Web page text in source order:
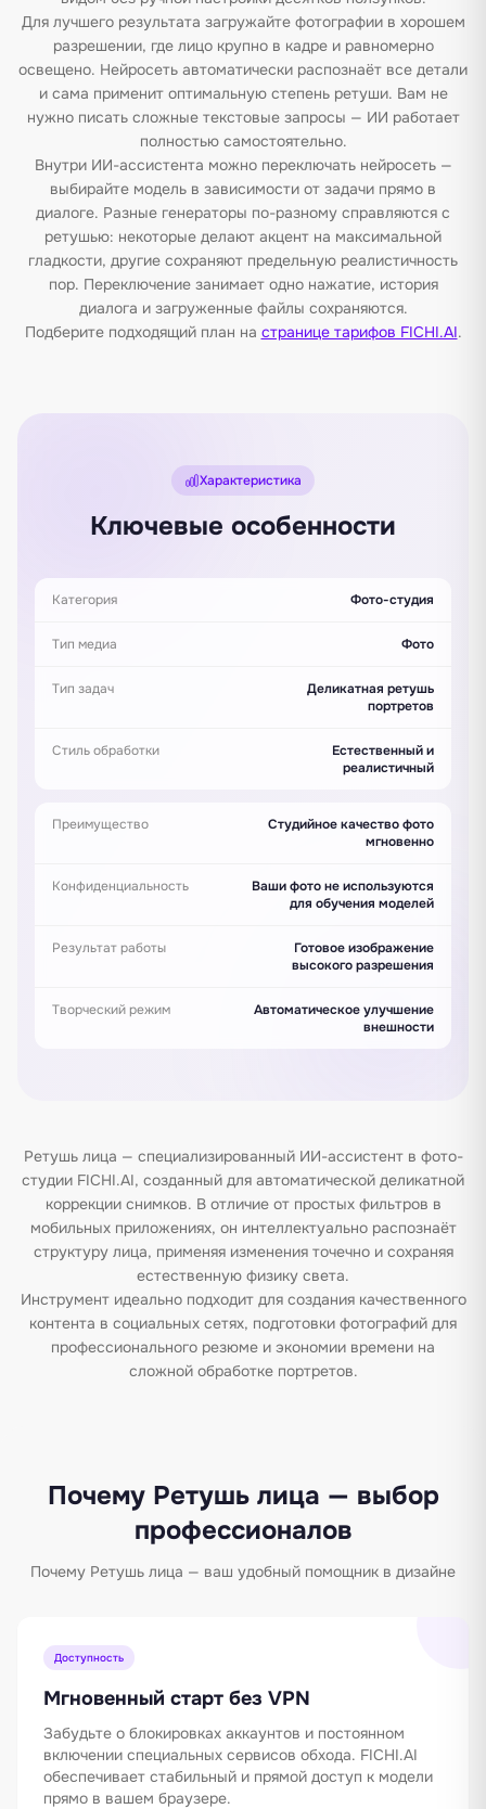
Для лучшего результата загружайте фотографии в хорошем
разрешении, где лицо крупно в кадре и равномерно
освещено. Нейросеть автоматически распознаёт все детали
и сама применит оптимальную степень ретуши. Вам не
нужно писать сложные текстовые запросы — ИИ работает
полностью самостоятельно.
Внутри ИИ-ассистента можно переключать нейросеть —
выбирайте модель в зависимости от задачи прямо в
диалоге. Разные генераторы по-разному справляются с
ретушью: некоторые делают акцент на максимальной
гладкости, другие сохраняют предельную реалистичность
пор. Переключение занимает одно нажатие, история
диалога и загруженные файлы сохраняются.
Подберите подходящий план на странице тарифов FICHI.AI.
Характеристика
Ключевые особенности
Категория Фото-студия
Тип медиа Фото
Тип задач
Деликатная ретушь
портретов
Стиль обработки
Естественный и
реалистичный
Преимущество
Студийное качество фото
мгновенно
Конфиденциальность
Ваши фото не используются
для обучения моделей
Результат работы
Готовое изображение
высокого разрешения
Творческий режим
Автоматическое улучшение
внешности
Ретушь лица — специализированный ИИ-ассистент в фото-
студии FICHI.AI, созданный для автоматической деликатной
коррекции снимков. В отличие от простых фильтров в
мобильных приложениях, он интеллектуально распознаёт
структуру лица, применяя изменения точечно и сохраняя
естественную физику света.
Инструмент идеально подходит для создания качественного
контента в социальных сетях, подготовки фотографий для
профессионального резюме и экономии времени на
сложной обработке портретов.
Почему Ретушь лица — выбор
профессионалов
Почему Ретушь лица — ваш удобный помощник в дизайне
Доступность
Мгновенный старт без VPN
Забудьте о блокировках аккаунтов и постоянном
включении специальных сервисов обхода. FICHI.AI
обеспечивает стабильный и прямой доступ к модели
прямо в вашем браузере.